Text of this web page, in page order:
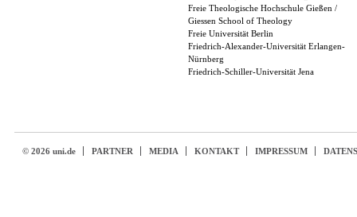
Freie Theologische Hochschule Gießen /
Giessen School of Theology
Freie Universität Berlin
Friedrich-Alexander-Universität Erlangen-
Nürnberg
Friedrich-Schiller-Universität Jena
© 2026 uni.de PARTNER MEDIA KONTAKT IMPRESSUM